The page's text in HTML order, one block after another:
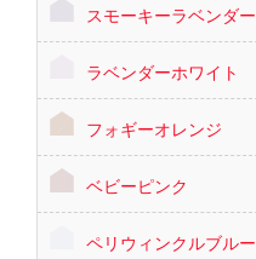
スモーキーラベンダー
ラベンダーホワイト
フォギーオレンジ
ベビーピンク
ペリウィンクルブルー